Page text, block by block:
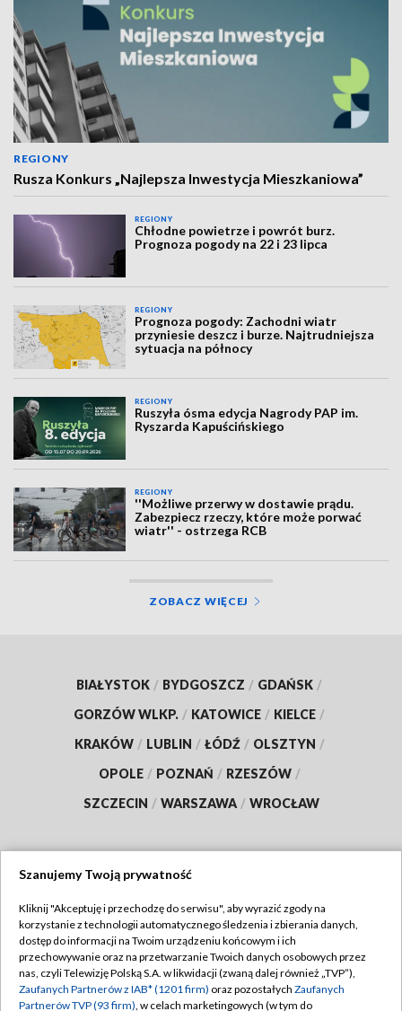
REGIONY
Rusza Konkurs „Najlepsza Inwestycja Mieszkaniowa”
REGIONY
Chłodne powietrze i powrót burz.
Prognoza pogody na 22 i 23 lipca
REGIONY
Prognoza pogody: Zachodni wiatr
przyniesie deszcz i burze. Najtrudniejsza
sytuacja na północy
REGIONY
Ruszyła ósma edycja Nagrody PAP im.
Ryszarda Kapuścińskiego
REGIONY
''Możliwe przerwy w dostawie prądu.
Zabezpiecz rzeczy, które może porwać
wiatr'' - ostrzega RCB
ZOBACZ WIĘCEJ
BIAŁYSTOK / BYDGOSZCZ / GDAŃSK /
GORZÓW WLKP. / KATOWICE / KIELCE /
KRAKÓW / LUBLIN / ŁÓDŹ / OLSZTYN /
OPOLE / POZNAŃ / RZESZÓW /
SZCZECIN / WARSZAWA / WROCŁAW
TVP
Abonament TVP
Emisja w TVP
Regulamin TVP
Polityka prywatności
Szanujemy Twoją prywatność
Kliknij "Akceptuję i przechodzę do serwisu", aby wyrazić zgody na
korzystanie z technologii automatycznego śledzenia i zbierania danych,
dostęp do informacji na Twoim urządzeniu końcowym i ich
przechowywanie oraz na przetwarzanie Twoich danych osobowych przez
nas, czyli Telewizję Polską S.A. w likwidacji (zwaną dalej również „TVP”),
Zaufanych Partnerów z IAB* (1201 firm) oraz pozostałych Zaufanych
Partnerów TVP (93 firm), w celach marketingowych (w tym do